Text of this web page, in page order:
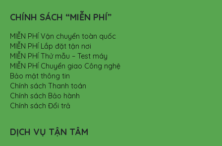
CHÍNH SÁCH “MIỄN PHÍ”
MIỄN PHÍ Vận chuyển toàn quốc
MIỄN PHÍ Lắp đặt tận nơi
MIỄN PHÍ Thử mẫu – Test máy
MIỄN PHÍ Chuyển giao Công nghệ
Bảo mật thông tin
Chính sách Thanh toán
Chính sách Bảo hành
Chính sách Đổi trả
DỊCH VỤ TẬN TÂM